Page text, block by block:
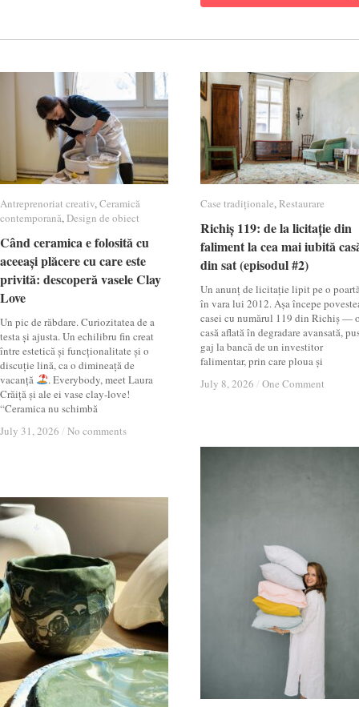
Antreprenoriat creativ,Ceramică
contemporană,Design de obiect
Când ceramica e folosită cu
aceeași plăcere cu care este
privită: descoperă vasele Clay
Love
Un pic de răbdare. Curiozitatea de a
testa și ajusta. Un echilibru fin creat
între estetică și funcționalitate și o
discuție lină, ca o dimineață de
vacanță
. Everybody, meet Laura
Crăiță și ale ei vase clay-love!
“Ceramica nu schimbă
July 31, 2026 / No comments
Antreprenoriat creativ Ceramică
contemporană Design de obiect
Când ceramica e folosită cu
aceeași plăcere cu care este
privită: descoperă vasele Clay
Love
July 31, 2026 / No comments
Case tradiționale,Restaurare
Richiș 119: de la licitație din
faliment la cea mai iubită
din sat (episodul #2)
Un anunț de licitație lipit pe o
în vara lui 2012. Așa începe
casei cu numărul 119 din Richiș —
casă aflată în degradare avansată,
gaj la bancă de un investitor
falimentar, prin care ploua și
July 8, 2026 / One Comment
Case tradiționale Restaurare
Richiș 119: de la licitație din
faliment la cea mai iubită
din sat (episodul #2)
July 8, 2026 / One Comment